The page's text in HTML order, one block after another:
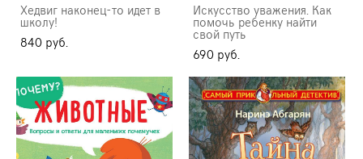
Хедвиг наконец-то идет в
школу!
840 pуб.
Искусство уважения. Как
помочь ребенку найти
свой путь
690 pуб.